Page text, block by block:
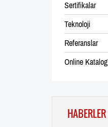
Sertifikalar
Teknoloji
Referanslar
Online Katalog
HABERLER